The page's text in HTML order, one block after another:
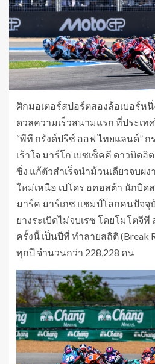
ศึกมอเตอร์สปอร์ตสองล้อเบอร์ห
ดวลความเร็วสนามแรก ที่ประเท
“พีที กรังด์ปรีซ์ ออฟ ไทยแลนด์”
เร้าใจ มาร์โก เบซเซ็คคี ดาวบิดอิ
ซิ่ง แก้ตัวสำเร็จนำม้วนเดียวจบผ
ใหม่เหนือ เปโดร อคอสต้า นักบิด
มาร์ค มาร์เกซ แชมป์โลกคนปัจจุ
ยางระเบิดไม่จบเรซ โดยโมโตจี
ครั้งนี้ เป็นปีที่ ทำลายสถิติ (Break
ทุกปี จำนวนกว่า 228,228 คน